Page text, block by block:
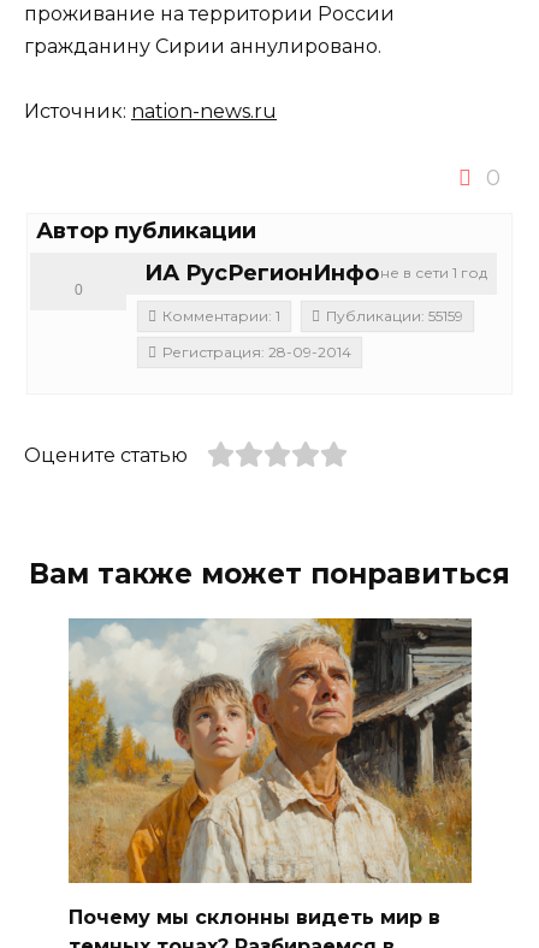
проживание на территории России
гражданину Сирии аннулировано.
Источник: nation-news.ru
0
Автор публикации
не в сети 1 год
ИА РусРегионИнфо
0
Комментарии: 1
Публикации: 55159
Регистрация: 28-09-2014
Оцените статью
Вам также может понравиться
Почему мы склонны видеть мир в